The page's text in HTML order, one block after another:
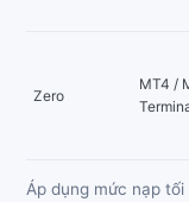
Zero
MT4 /
Áp dụng mức nạp